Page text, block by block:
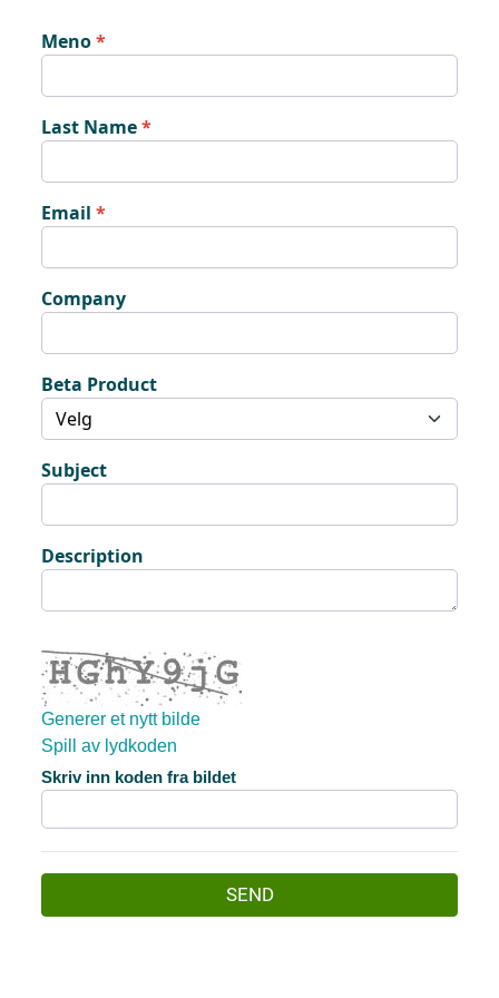
Meno
Last Name
Email
Company
Beta Product
Subject
Description
Generer et nytt bilde
Spill av lydkoden
Det nye bildet er klart
Skriv inn koden fra bildet